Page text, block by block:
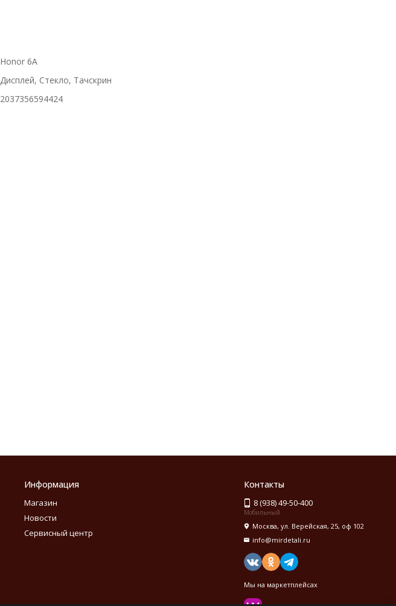
Honor 6A
Дисплей, Стекло, Тачскрин
2037356594424
Информация
Магазин
Новости
Сервисный центр
Контакты
8 (938) 49-50-400
Мобильный
Москва, ул. Верейская, 25, оф 102
info@mirdetali.ru
Мы на маркетплейсах